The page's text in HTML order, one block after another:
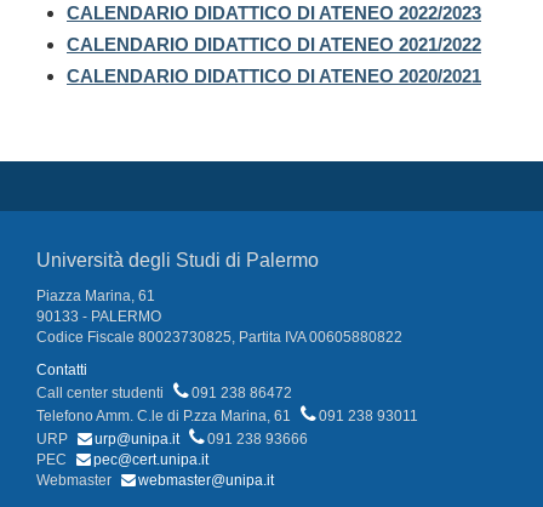
CALENDARIO DIDATTICO DI ATENEO 2022/2023
CALENDARIO DIDATTICO DI ATENEO 2021/2022
CALENDARIO DIDATTICO DI ATENEO 2020/2021
Università degli Studi di Palermo
Piazza Marina, 61
90133 - PALERMO
Codice Fiscale 80023730825, Partita IVA 00605880822
Contatti
Call center studenti
091 238 86472
Telefono Amm. C.le di P.zza Marina, 61
091 238 93011
URP
urp@unipa.it
091 238 93666
PEC
pec@cert.unipa.it
Webmaster
webmaster@unipa.it